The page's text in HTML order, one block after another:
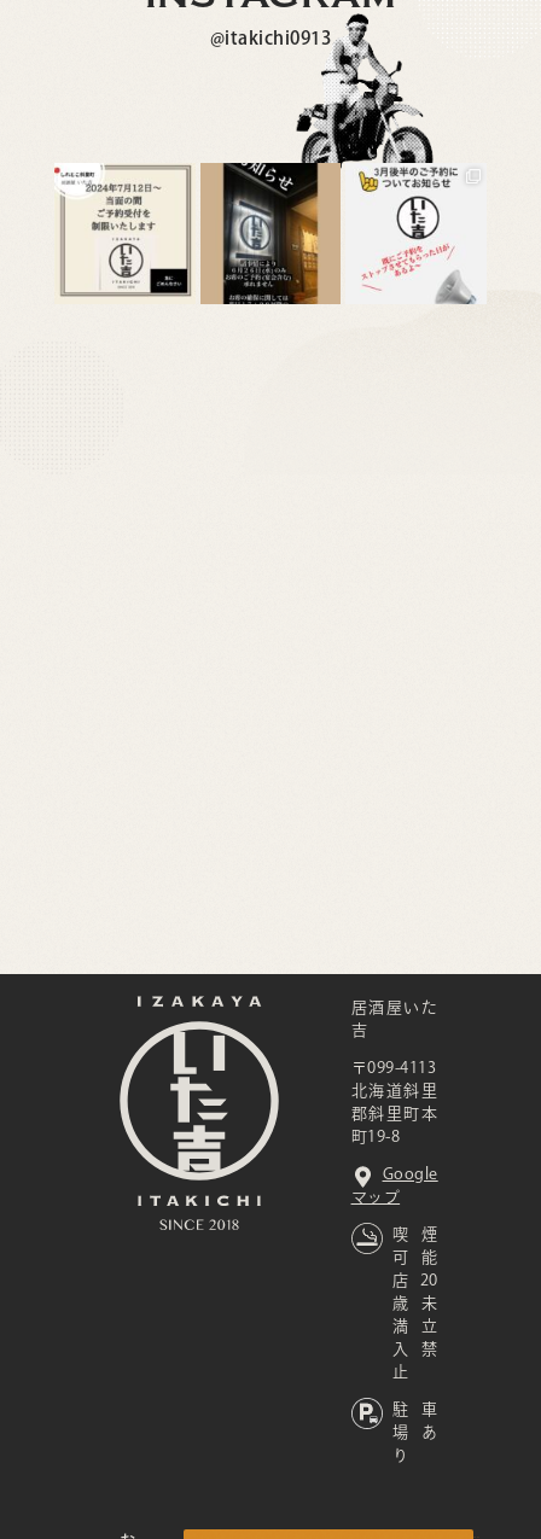
@itakichi0913
居酒屋いた
吉
〒099-4113
北海道斜里
郡斜里町本
町19-8
Google
マップ
喫煙
可能
店 20
歳未
満立
入禁
止
駐車
場あ
り